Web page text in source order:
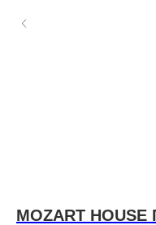
MOZART